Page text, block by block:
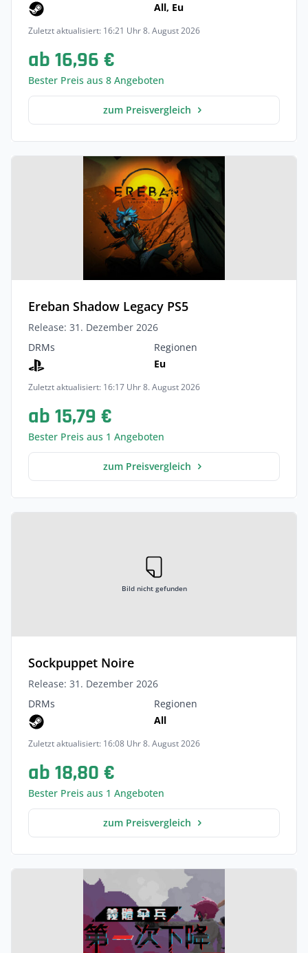
All, Eu
Zuletzt aktualisiert: 16:21 Uhr 8. August 2026
ab 16,96 €
Bester Preis aus 8 Angeboten
zum Preisvergleich
Ereban Shadow Legacy PS5
Release: 31. Dezember 2026
DRMs
Regionen
Eu
Zuletzt aktualisiert: 16:17 Uhr 8. August 2026
ab 15,79 €
Bester Preis aus 1 Angeboten
zum Preisvergleich
Bild nicht gefunden
Sockpuppet Noire
Release: 31. Dezember 2026
DRMs
Regionen
All
Zuletzt aktualisiert: 16:08 Uhr 8. August 2026
ab 18,80 €
Bester Preis aus 1 Angeboten
zum Preisvergleich